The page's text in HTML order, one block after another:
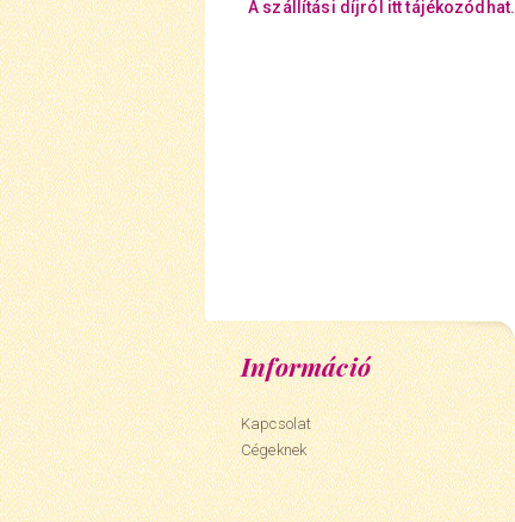
A szállítási díjról itt tájékozódhat.
Információ
Kapcsolat
Cégeknek